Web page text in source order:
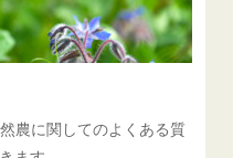
農に関してのよくある質